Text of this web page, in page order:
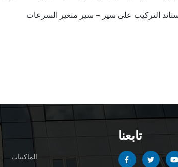
التركيب على سير – سير متغير السرعات
الماكينات
تابعنا